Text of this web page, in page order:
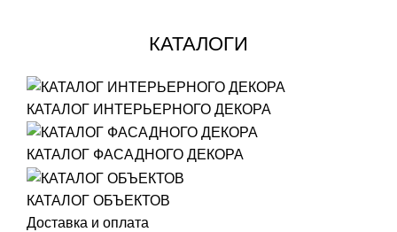
КАТАЛОГИ
КАТАЛОГ ИНТЕРЬЕРНОГО ДЕКОРА
КАТАЛОГ ФАСАДНОГО ДЕКОРА
КАТАЛОГ ОБЪЕКТОВ
Доставка и оплата